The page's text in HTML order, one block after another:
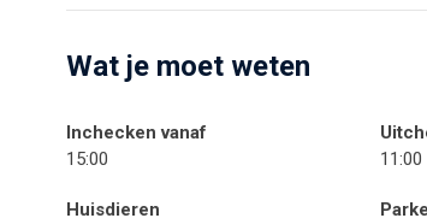
Wat je moet weten
Inchecken vanaf
15:00
11:00
Huisdieren